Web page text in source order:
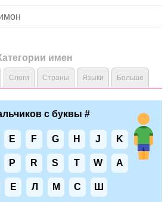
имен
Слоги Страны Языки Больше
с буквы #
E F G H J K
P R S T W А
Е Л М С Ш